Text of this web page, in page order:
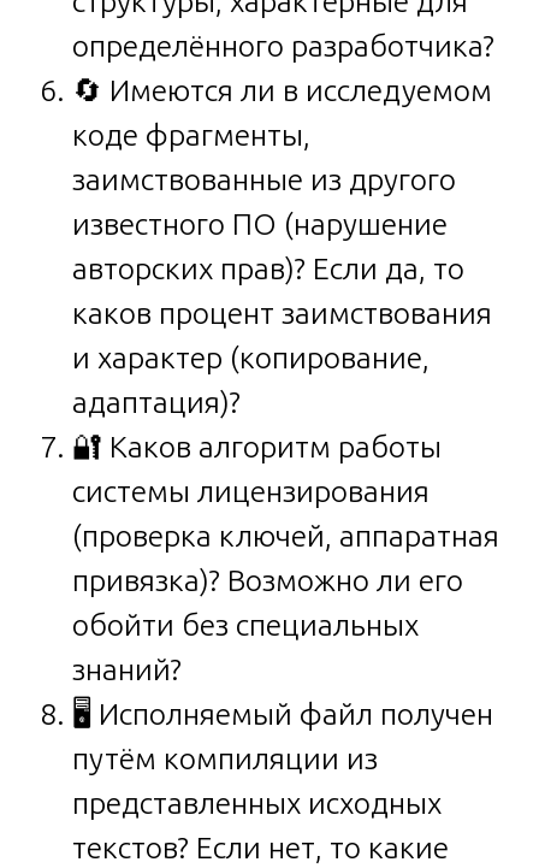
определённого разработчика?
🔄 Имеются ли в исследуемом
коде фрагменты,
заимствованные из другого
известного ПО (нарушение
авторских прав)? Если да, то
каков процент заимствования
и характер (копирование,
адаптация)?
🔐 Каков алгоритм работы
системы лицензирования
(проверка ключей, аппаратная
привязка)? Возможно ли его
обойти без специальных
знаний?
🖥️ Исполняемый файл получен
путём компиляции из
представленных исходных
текстов? Если нет, то какие